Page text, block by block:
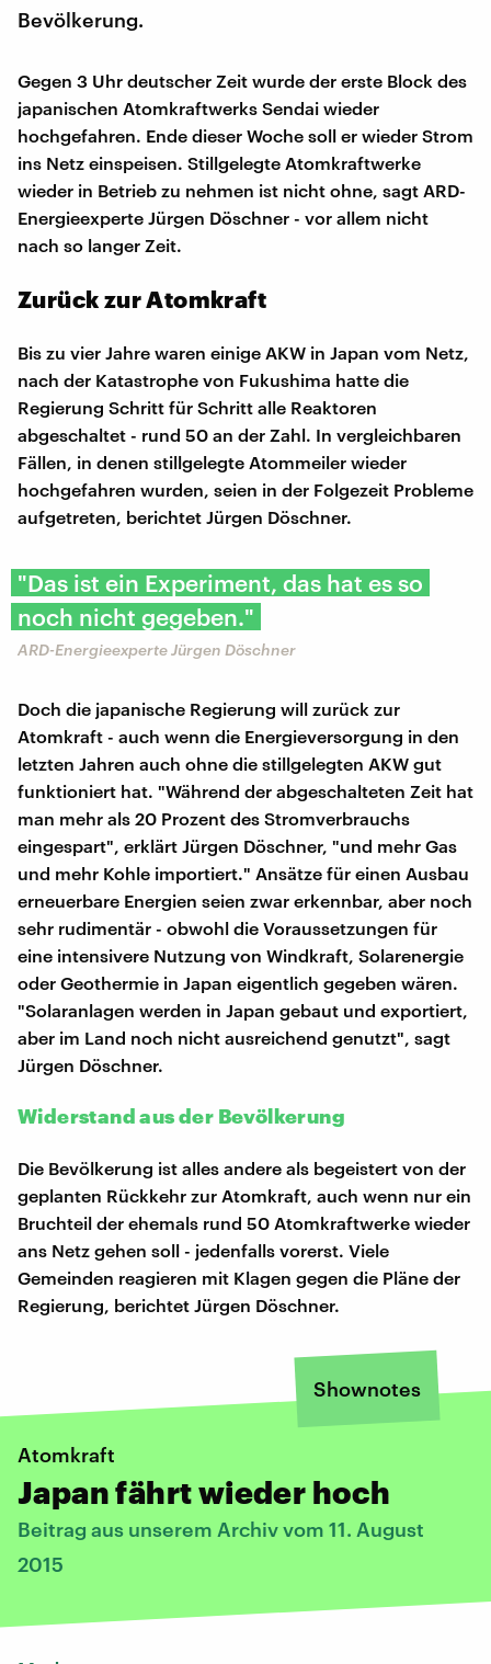
Bevölkerung.
Gegen 3 Uhr deutscher Zeit wurde der erste Block des
japanischen Atomkraftwerks Sendai wieder
hochgefahren. Ende dieser Woche soll er wieder Strom
ins Netz einspeisen. Stillgelegte Atomkraftwerke
wieder in Betrieb zu nehmen ist nicht ohne, sagt ARD-
Energieexperte Jürgen Döschner - vor allem nicht
nach so langer Zeit.
Zurück zur Atomkraft
Bis zu vier Jahre waren einige AKW in Japan vom Netz,
nach der Katastrophe von Fukushima hatte die
Regierung Schritt für Schritt alle Reaktoren
abgeschaltet - rund 50 an der Zahl. In vergleichbaren
Fällen, in denen stillgelegte Atommeiler wieder
hochgefahren wurden, seien in der Folgezeit Probleme
aufgetreten, berichtet Jürgen Döschner.
"Das ist ein Experiment, das hat es so
noch nicht gegeben."
ARD-Energieexperte Jürgen Döschner
Doch die japanische Regierung will zurück zur
Atomkraft - auch wenn die Energieversorgung in den
letzten Jahren auch ohne die stillgelegten AKW gut
funktioniert hat. "Während der abgeschalteten Zeit hat
man mehr als 20 Prozent des Stromverbrauchs
eingespart", erklärt Jürgen Döschner, "und mehr Gas
und mehr Kohle importiert." Ansätze für einen Ausbau
erneuerbare Energien seien zwar erkennbar, aber noch
sehr rudimentär - obwohl die Voraussetzungen für
eine intensivere Nutzung von Windkraft, Solarenergie
oder Geothermie in Japan eigentlich gegeben wären.
"Solaranlagen werden in Japan gebaut und exportiert,
aber im Land noch nicht ausreichend genutzt", sagt
Jürgen Döschner.
Widerstand aus der Bevölkerung
Die Bevölkerung ist alles andere als begeistert von der
geplanten Rückkehr zur Atomkraft, auch wenn nur ein
Bruchteil der ehemals rund 50 Atomkraftwerke wieder
ans Netz gehen soll - jedenfalls vorerst. Viele
Gemeinden reagieren mit Klagen gegen die Pläne der
Regierung, berichtet Jürgen Döschner.
Shownotes
Atomkraft
Japan fährt wieder hoch
Beitrag aus unserem Archiv vom 11. August
2015